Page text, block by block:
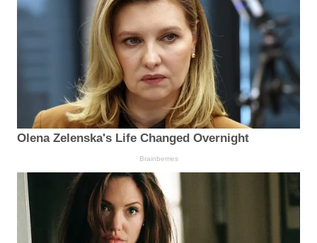
Olena Zelenska's Life Changed Overnight
Brainberries